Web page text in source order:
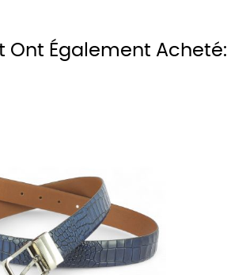
Ont Également Acheté: